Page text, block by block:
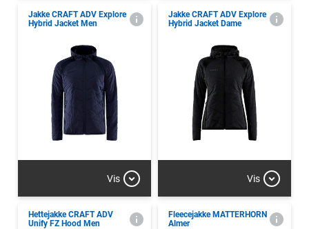
Jakke CRAFT ADV Explore
Hybrid Jacket Men
Vis
Jakke CRAFT ADV Explore
Hybrid Jacket Dame
Vis
Hettejakke CRAFT ADV
Unify FZ Hood Men
Fleecejakke MATTERHORN
Almer